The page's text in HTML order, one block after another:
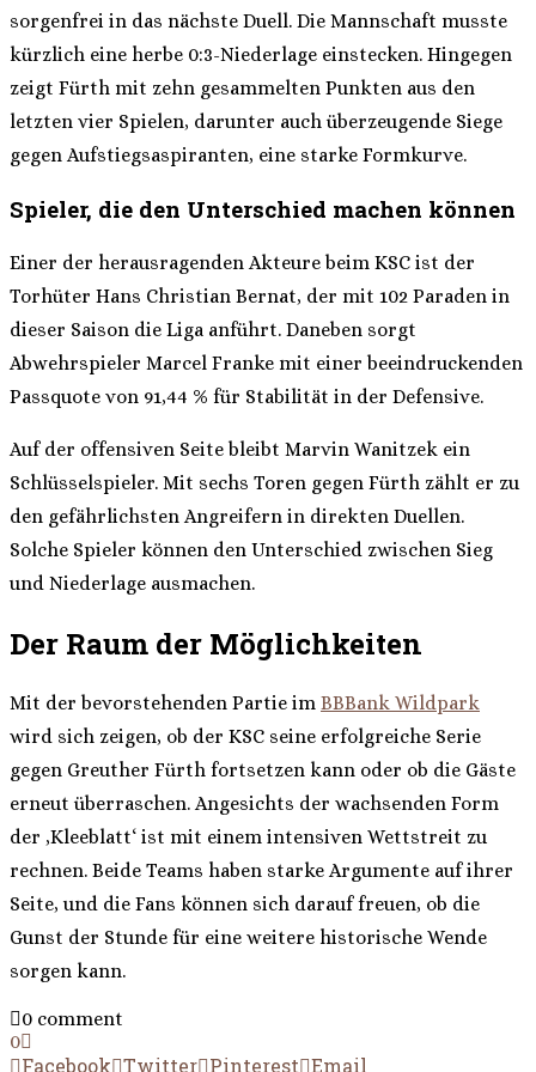
sorgenfrei in das nächste Duell. Die Mannschaft musste
kürzlich eine herbe 0:3-Niederlage einstecken. Hingegen
zeigt Fürth mit zehn gesammelten Punkten aus den
letzten vier Spielen, darunter auch überzeugende Siege
gegen Aufstiegsaspiranten, eine starke Formkurve.
Spieler, die den Unterschied machen können
Einer der herausragenden Akteure beim KSC ist der
Torhüter Hans Christian Bernat, der mit 102 Paraden in
dieser Saison die Liga anführt. Daneben sorgt
Abwehrspieler Marcel Franke mit einer beeindruckenden
Passquote von 91,44 % für Stabilität in der Defensive.
Auf der offensiven Seite bleibt Marvin Wanitzek ein
Schlüsselspieler. Mit sechs Toren gegen Fürth zählt er zu
den gefährlichsten Angreifern in direkten Duellen.
Solche Spieler können den Unterschied zwischen Sieg
und Niederlage ausmachen.
Der Raum der Möglichkeiten
Mit der bevorstehenden Partie im BBBank Wildpark
wird sich zeigen, ob der KSC seine erfolgreiche Serie
gegen Greuther Fürth fortsetzen kann oder ob die Gäste
erneut überraschen. Angesichts der wachsenden Form
der ‚Kleeblatt‘ ist mit einem intensiven Wettstreit zu
rechnen. Beide Teams haben starke Argumente auf ihrer
Seite, und die Fans können sich darauf freuen, ob die
Gunst der Stunde für eine weitere historische Wende
sorgen kann.
0 comment
0
Facebook Twitter Pinterest Email